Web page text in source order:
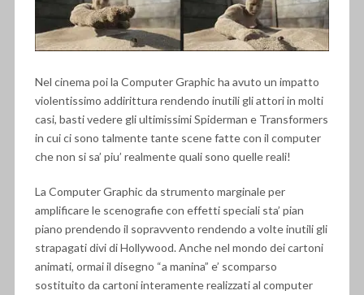
Nel cinema poi la Computer Graphic ha avuto un impatto
violentissimo addirittura rendendo inutili gli attori in molti
casi, basti vedere gli ultimissimi Spiderman e Transformers
in cui ci sono talmente tante scene fatte con il computer
che non si sa’ piu’ realmente quali sono quelle reali!
La Computer Graphic da strumento marginale per
amplificare le scenografie con effetti speciali sta’ pian
piano prendendo il sopravvento rendendo a volte inutili gli
strapagati divi di Hollywood. Anche nel mondo dei cartoni
animati, ormai il disegno “a manina” e’ scomparso
sostituito da cartoni interamente realizzati al computer